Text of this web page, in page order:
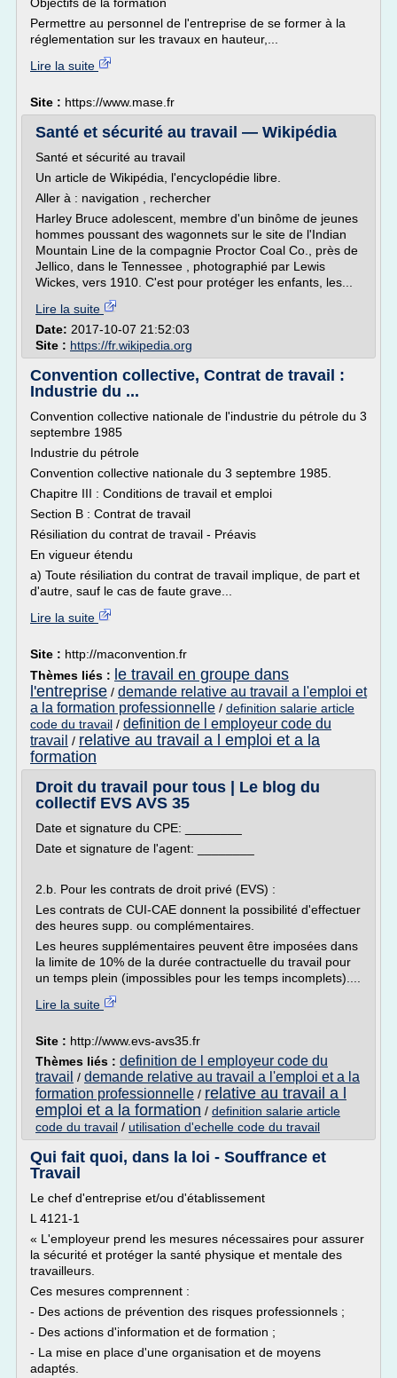
Permettre au personnel de l'entreprise de se former à la
réglementation sur les travaux en hauteur,...
Lire la suite
Site : https://www.mase.fr
Santé et sécurité au travail — Wikipédia
Santé et sécurité au travail
Un article de Wikipédia, l'encyclopédie libre.
Aller à : navigation , rechercher
Harley Bruce adolescent, membre d'un binôme de jeunes
hommes poussant des wagonnets sur le site de l'Indian
Mountain Line de la compagnie Proctor Coal Co., près de
Jellico, dans le Tennessee , photographié par Lewis
Wickes, vers 1910. C'est pour protéger les enfants, les...
Lire la suite
Date: 2017-10-07 21:52:03
Site : https://fr.wikipedia.org
Convention collective, Contrat de travail :
Industrie du ...
Convention collective nationale de l'industrie du pétrole du 3
septembre 1985
Industrie du pétrole
Convention collective nationale du 3 septembre 1985.
Chapitre III : Conditions de travail et emploi
Section B : Contrat de travail
Résiliation du contrat de travail - Préavis
En vigueur étendu
a) Toute résiliation du contrat de travail implique, de part et
d'autre, sauf le cas de faute grave...
Lire la suite
Site : http://maconvention.fr
Thèmes liés : le travail en groupe dans
l'entreprise / demande relative au travail a l'emploi et
a la formation professionnelle / definition salarie article
code du travail / definition de l employeur code du
travail / relative au travail a l emploi et a la
formation
Droit du travail pour tous | Le blog du
collectif EVS AVS 35
Date et signature du CPE: ________
Date et signature de l'agent: ________
2.b. Pour les contrats de droit privé (EVS) :
Les contrats de CUI-CAE donnent la possibilité d'effectuer
des heures supp. ou complémentaires.
Les heures supplémentaires peuvent être imposées dans
la limite de 10% de la durée contractuelle du travail pour
un temps plein (impossibles pour les temps incomplets)....
Lire la suite
Site : http://www.evs-avs35.fr
Thèmes liés : definition de l employeur code du
travail / demande relative au travail a l'emploi et a la
formation professionnelle / relative au travail a l
emploi et a la formation / definition salarie article
code du travail / utilisation d'echelle code du travail
Qui fait quoi, dans la loi - Souffrance et
Travail
Le chef d'entreprise et/ou d'établissement
L 4121-1
« L'employeur prend les mesures nécessaires pour assurer
la sécurité et protéger la santé physique et mentale des
travailleurs.
Ces mesures comprennent :
- Des actions de prévention des risques professionnels ;
- Des actions d'information et de formation ;
- La mise en place d'une organisation et de moyens
adaptés.